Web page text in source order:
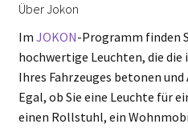
Über Jokon
Im JOKON-Programm finden
hochwertige Leuchten, die
Ihres Fahrzeuges betonen
Egal, ob Sie eine Leuchte für
einen Rollstuhl, ein